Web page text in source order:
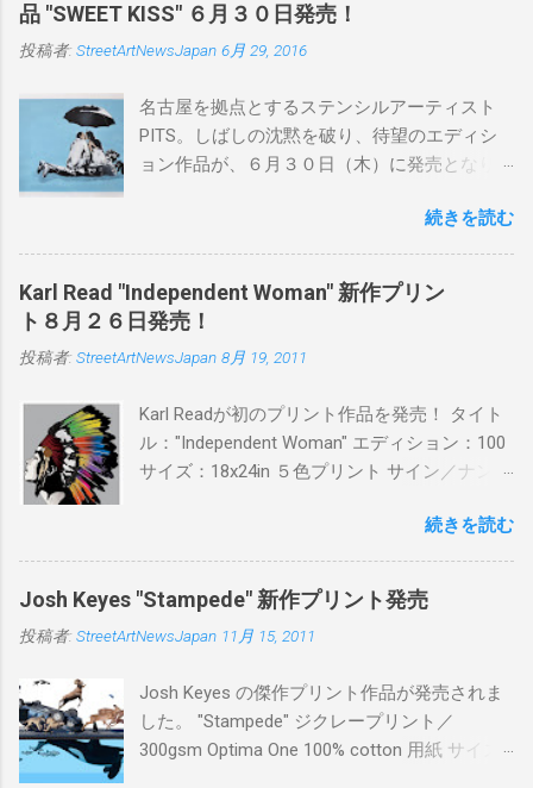
品 "SWEET KISS" ６月３０日発売！
投稿者: StreetArtNewsJapan 6月 29, 2016
名古屋を拠点とするステンシルアーティスト
PITS。しばしの沈黙を破り、待望のエディシ
ョン作品が、６月３０日（木）に発売となり
品に落とし込むスタイルは今作でも健在。(
PITSの過去記事はこちらから ) 発売日：6月30
日(木)19時 タイトル：SWEET KISS カラー：
BLUE/MINT GREEN/PINK/YELLOW エディショ
ン：各色５ サイズ：800mm × 550mm 価格：
¥16,000(¥17,280) 購入は、 こちら から
続きを読む
Karl Read "Independent Woman" 新作プリン
ト８月２６日発売！
投稿者: StreetArtNewsJapan 8月 19, 2011
Karl Readが初のプリント作品を発売！ タイト
ル："Independent Woman" エディション：100
サイズ：18x24in ５色プリント サイン／ナンバ
ドフィニッシュバージョン（エディション：
25）$125 購入は８月２６日に こちら から
続きを読む
Josh Keyes "Stampede" 新作プリント発売
投稿者: StreetArtNewsJapan 11月 15, 2011
Josh Keyes の傑作プリント作品が発売されま
した。 "Stampede" ジクレープリント／
300gsm Optima One 100% cotton 用紙 サイズ: